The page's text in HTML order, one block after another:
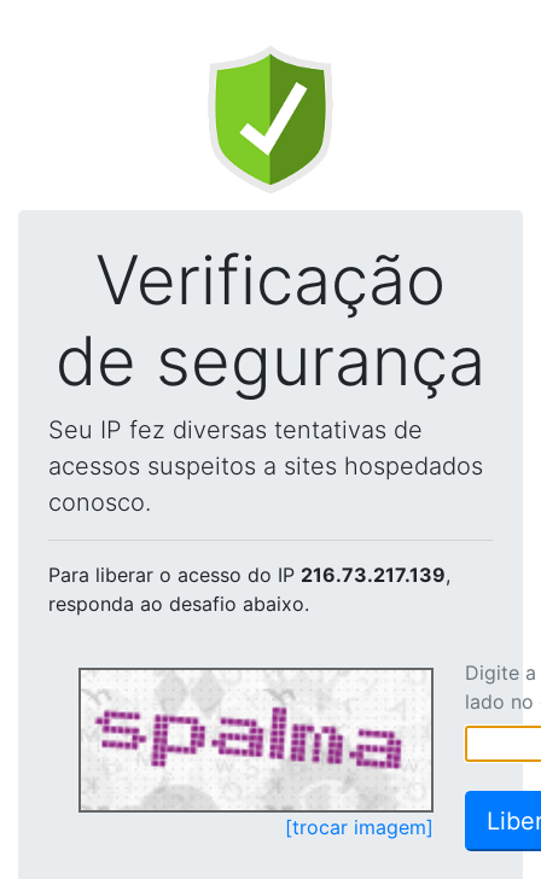
Verificação
de segurança
Seu IP fez diversas tentativas de
acessos suspeitos a sites hospedados
conosco.
Para liberar o acesso do IP 216.73.217.139,
responda ao desafio abaixo.
[trocar imagem]
Digite
lado no